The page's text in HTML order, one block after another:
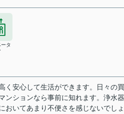
ータ
く安心して生活ができます。日々の
ンションなら事前に知れます。浄水
おいてあまり不便さを感じないでし